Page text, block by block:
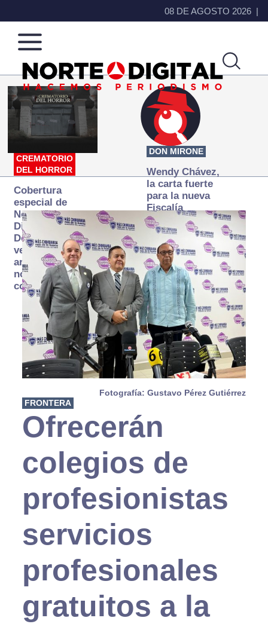
08 DE AGOSTO 2026
Norte
de
Ciudad
Más
que
noticias,
hacemos periodismo
CREMATORIO
DEL HORROR
Cobertura
especial de
Norte
Digital:
Donde la
verdad
arde… pero
no se
consume
DON MIRONE
Wendy Chávez,
la carta fuerte
para la nueva
Fiscalía
autónoma
Fotografía: Gustavo Pérez Gutiérrez
FRONTERA
Ofrecerán
colegios de
profesionistas
servicios
profesionales
gratuitos a la